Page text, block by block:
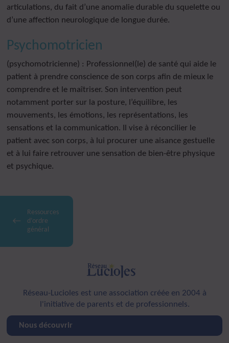
articulations, du fait d’une anomalie durable du squelette ou
d’une affection neurologique de longue durée.
Psychomotricien
(psychomotricienne) : Professionnel(le) de santé qui aide le
patient à prendre conscience de son corps afin de mieux le
comprendre et le maîtriser. Son intervention peut
notamment porter sur la posture, l’équilibre, les
mouvements, les émotions, les représentations, les
sensations et la communication. Il vise à réconcilier le
patient avec son corps, à lui procurer une aisance gestuelle
et à lui faire retrouver une sensation de bien-être physique
et psychique.
Ressources
d’ordre
général
Réseau-Lucioles est une association créée en 2004 à
l'initiative de parents et de professionnels.
Nous découvrir